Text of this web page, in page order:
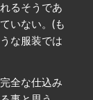
るそうであ
いない。(も
な服装では
全な仕込み